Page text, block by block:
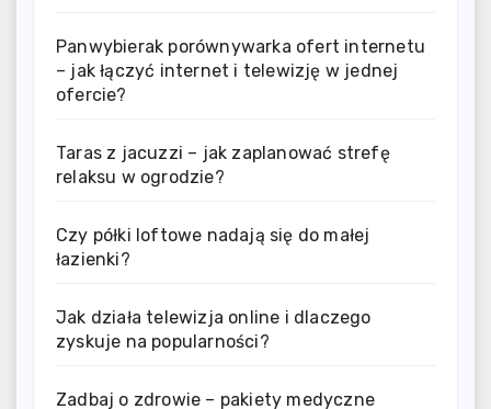
Panwybierak porównywarka ofert internetu
– jak łączyć internet i telewizję w jednej
ofercie?
Taras z jacuzzi – jak zaplanować strefę
relaksu w ogrodzie?
Czy półki loftowe nadają się do małej
łazienki?
Jak działa telewizja online i dlaczego
zyskuje na popularności?
Zadbaj o zdrowie – pakiety medyczne